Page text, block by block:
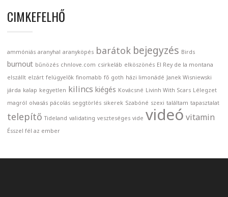
CIMKEFELHŐ
ammóniás aranyhal aranyköpés barátok bejegyzés Birds
burnout bűnözés chnlove.com csirkeláb elköszönés El Rey de la montana
elszállt elzárt felügyelők finomabb fő goth házi limonádé Janek Wisniewski
járda kalap kegyetlen kilincs kiégés Kovácsné Livinh With Scars Lélegzet
magról olvasás pácolás seggtörlés sikerek Szabóné szexi találtam tapasztalat
telepítő Tideland validating veszteséges vide videó vitamin
Ésszel fél az ember